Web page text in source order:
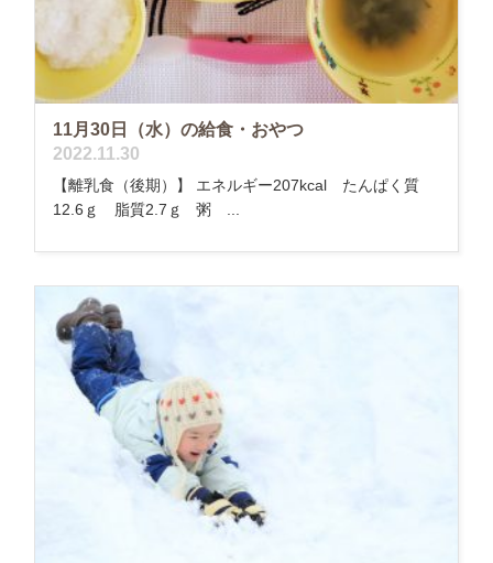
11月30日（水）の給食・おやつ
2022.11.30
【離乳食（後期）】 エネルギー207kcal たんぱく質
12.6ｇ 脂質2.7ｇ 粥 ...